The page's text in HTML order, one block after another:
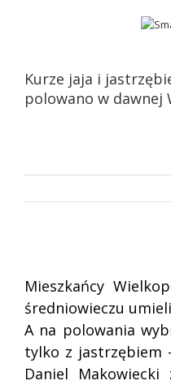
Kurze jaja i
polowano w dawnej
Mieszkańcy
średniowieczu
A na polowania
tylko z jastrzębiem
Daniel